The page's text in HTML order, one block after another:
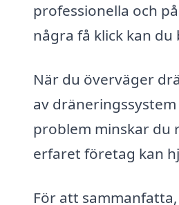
professionella och
några få klick kan
När du överväger
av
problem minskar du
erfaret företag kan
För att